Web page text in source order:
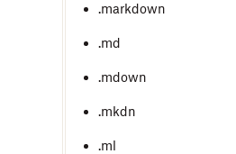
.markdown
.md
.mdown
.mkdn
.ml